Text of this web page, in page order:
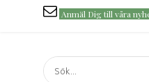
Anmäl Dig till våra